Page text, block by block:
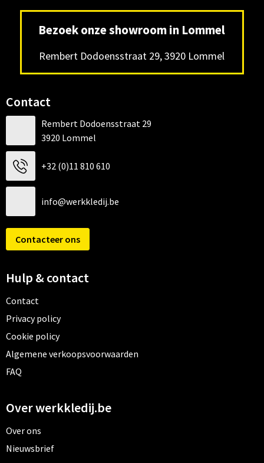
Bezoek onze showroom in Lommel
Rembert Dodoensstraat 29, 3920 Lommel
Contact
Rembert Dodoensstraat 29
3920 Lommel
+32 (0)11 810 610
info@werkkledij.be
Contacteer ons
Hulp & contact
Contact
Privacy policy
Cookie policy
Algemene verkoopsvoorwaarden
FAQ
Over werkkledij.be
Over ons
Nieuwsbrief